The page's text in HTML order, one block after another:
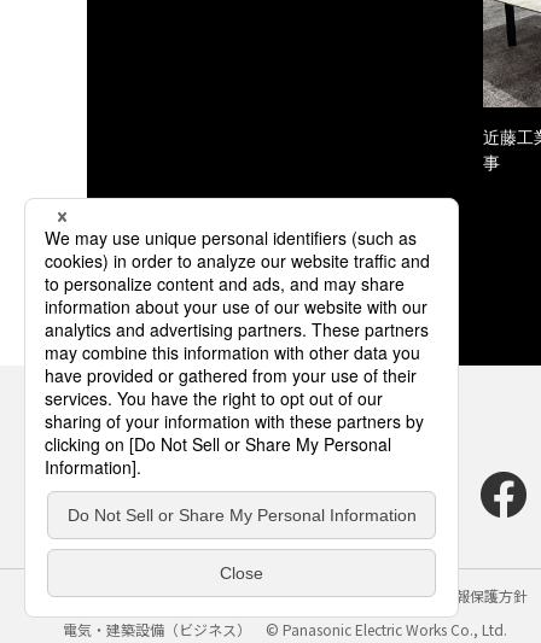
近藤工
事
サイトのご利用にあたって クッキーポリシー
個人情報保護方針
電気・建築設備（ビジネス）
© Panasonic Electric Works Co., Ltd.